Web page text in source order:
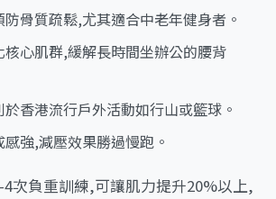
防骨質疏鬆,尤其適合中老年健身者。
核心肌群,緩解長時間坐辦公的腰背
於香港流行戶外活動如行山或籃球。
感強,減壓效果勝過慢跑。
次負重訓練,可讓肌力提升20%以上,